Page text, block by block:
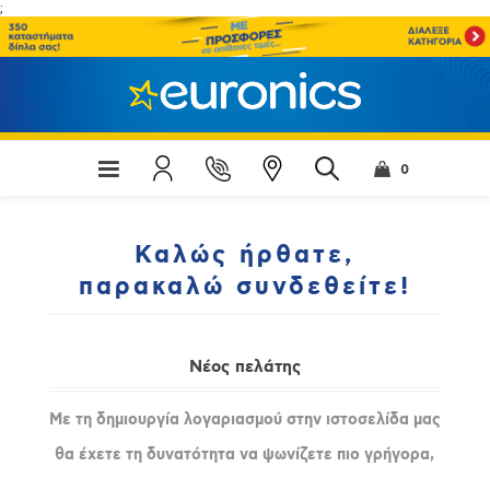
;
0
Καλώς ήρθατε,
παρακαλώ συνδεθείτε!
Νέος πελάτης
Με τη δημιουργία λογαριασμού στην ιστοσελίδα μας
θα έχετε τη δυνατότητα να ψωνίζετε πιο γρήγορα,